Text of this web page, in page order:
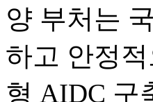
양 부처는
하고 안정
형 AIDC 구